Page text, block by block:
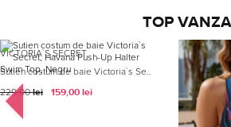
TOP
VICTORIA`S SECRET
Sutien costum de baie Victoria`s Se..
229,00lei 159,00lei
EMBODY
Costume
157,00lei